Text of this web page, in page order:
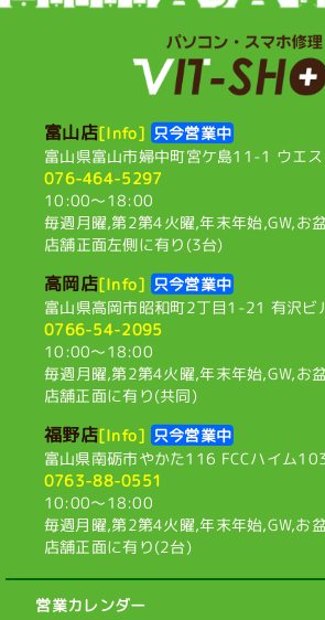
富山店[Info] 只今営業中
富山県富山市婦中町宮ケ島11-1 ウエ
076-464-5297
10:00〜18:00
毎週月曜,第2第4火曜,年末年始,GW,お
店舗正面左側に有り(3台)
高岡店[Info] 只今営業中
富山県高岡市昭和町2丁目1-21 有沢ビ
0766-54-2095
10:00〜18:00
毎週月曜,第2第4火曜,年末年始,GW,お
店舗正面に有り(共同)
福野店[Info] 只今営業中
富山県南砺市やかた116 FCCハイム
0763-88-0551
10:00〜18:00
毎週月曜,第2第4火曜,年末年始,GW,お
店舗正面に有り(2台)
営業カレンダー